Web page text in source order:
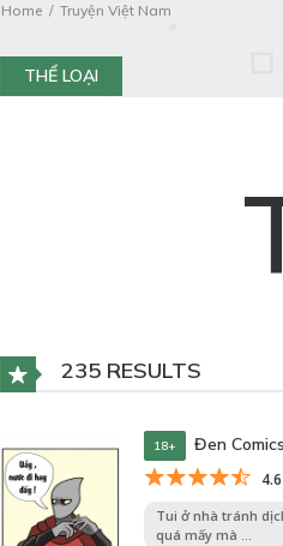
Home Truyện Việt Nam
THỂ LOẠI
235 RESULTS
18+ Đen Comics
4.6
Tui ở nhà tránh
quá mấy mà ...